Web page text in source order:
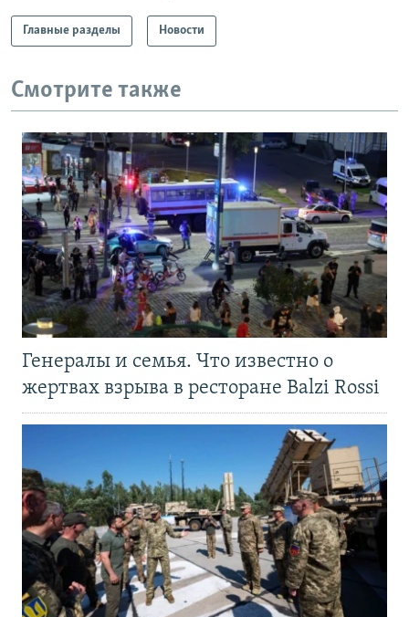
Главные разделы Новости
Смотрите также
Генералы и семья. Что известно о
жертвах взрыва в ресторане Balzi Rossi